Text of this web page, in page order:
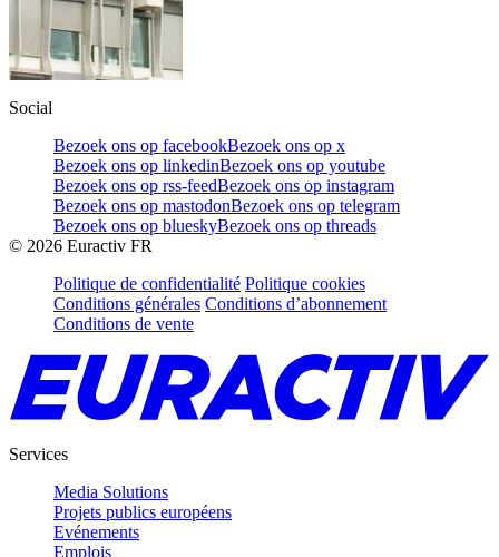
Social
Bezoek ons op facebookBezoek ons op x
Bezoek ons op linkedinBezoek ons op youtube
Bezoek ons op rss-feedBezoek ons op instagram
Bezoek ons op mastodonBezoek ons op telegram
Bezoek ons op blueskyBezoek ons op threads
© 2026 Euractiv FR
Politique de confidentialité Politique cookies
Conditions générales Conditions d’abonnement
Conditions de vente
Services
Media Solutions
Projets publics européens
Evénements
Emplois